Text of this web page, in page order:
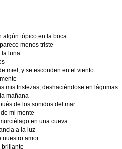
algún tópico en la boca
menos triste
la luna
miel, y se esconden en el viento
mis tristezas, deshaciéndose en lágrimas
mañana
de los sonidos del mar
mi mente
en una cueva
a la luz
nuestro amor
brillante